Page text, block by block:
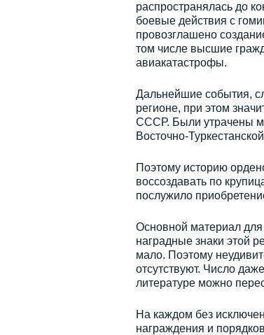
распространялась до
боевые действия с
провозглашено
том числе высшие
авиакатастрофы.
Дальнейшие события,
регионе, при этом
СССР. Были утрачены
Восточно-
Поэтому историю
воссоздавать по
послужило
Основной материал
наградные знаки этой
мало. Поэтому
отсутствуют. Число
литературе можно
На каждом без
награждения и